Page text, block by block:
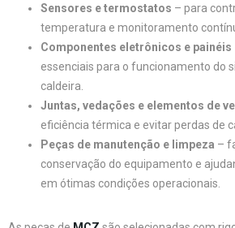
Sensores e termostatos – para
temperatura e monitoramento
Componentes eletrônicos e
essenciais para o funcionamento do
caldeira.
Juntas, vedações e elementos de
eficiência térmica e evitar perdas de
Peças de manutenção e limpeza –
conservação do equipamento e
em ótimas condições operacionais.